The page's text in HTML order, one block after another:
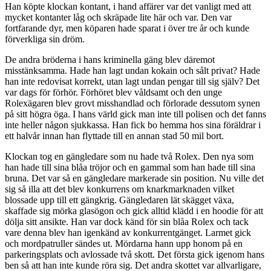
Han köpte klockan kontant, i hand affärer var det vanligt med att
mycket kontanter låg och skräpade lite här och var. Den var
fortfarande dyr, men köparen hade sparat i över tre år och kunde
förverkliga sin dröm.
De andra bröderna i hans kriminella gäng blev däremot
misstänksamma. Hade han lagt undan kokain och sålt privat? Hade
han inte redovisat korrekt, utan lagt undan pengar till sig själv? Det
var dags för förhör. Förhöret blev våldsamt och den unge
Rolexägaren blev grovt misshandlad och förlorade dessutom synen
på sitt högra öga. I hans värld gick man inte till polisen och det fanns
inte heller någon sjukkassa. Han fick bo hemma hos sina föräldrar i
ett halvår innan han flyttade till en annan stad 50 mil bort.
Klockan tog en gängledare som nu hade två Rolex. Den nya som
han hade till sina blåa tröjor och en gammal som han hade till sina
bruna. Det var så en gängledare markerade sin position. Nu ville det
sig så illa att det blev konkurrens om knarkmarknaden vilket
blossade upp till ett gängkrig. Gängledaren lät skägget växa,
skaffade sig mörka glasögon och gick alltid klädd i en hoodie för att
dölja sitt ansikte. Han var dock känd för sin blåa Rolex och tack
vare denna blev han igenkänd av konkurrentgänget. Larmet gick
och mordpatruller sändes ut. Mördarna hann upp honom på en
parkeringsplats och avlossade två skott. Det första gick igenom hans
ben så att han inte kunde röra sig. Det andra skottet var allvarligare,